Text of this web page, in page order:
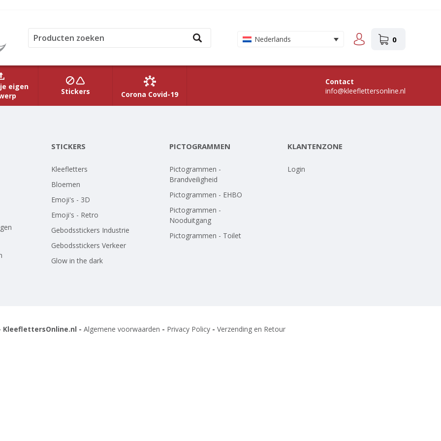
Nederlands 0
eigen
Stickers Corona Covid-19
Contact
info@kleeflettersonline.nl
STICKERS
Kleefletters
Bloemen
Emoji's - 3D
Emoji's - Retro
Gebodsstickers Industrie
Gebodsstickers Verkeer
Glow in the dark
PICTOGRAMMEN
Pictogrammen -
Brandveiligheid
Pictogrammen - EHBO
Pictogrammen -
Nooduitgang
Pictogrammen - Toilet
KLANTENZONE
Login
KleeflettersOnline.nl - Algemene voorwaarden - Privacy Policy- Verzending en Retour